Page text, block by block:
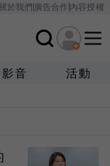
於我們廣告合作內容授權
影音 活動